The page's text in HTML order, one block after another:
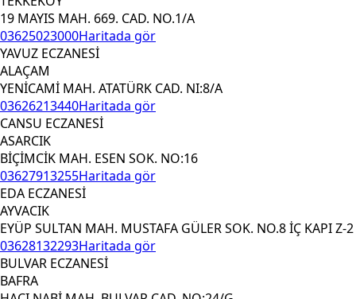
19 MAYIS MAH. 669. CAD. NO.1/A
03625023000Haritada gör
YAVUZ ECZANESİ
ALAÇAM
YENİCAMİ MAH. ATATÜRK CAD. NI:8/A
03626213440Haritada gör
CANSU ECZANESİ
ASARCIK
BİÇİMCİK MAH. ESEN SOK. NO:16
03627913255Haritada gör
EDA ECZANESİ
AYVACIK
EYÜP SULTAN MAH. MUSTAFA GÜLER SOK. NO.8 İÇ KAPI Z-2
03628132293Haritada gör
BULVAR ECZANESİ
BAFRA